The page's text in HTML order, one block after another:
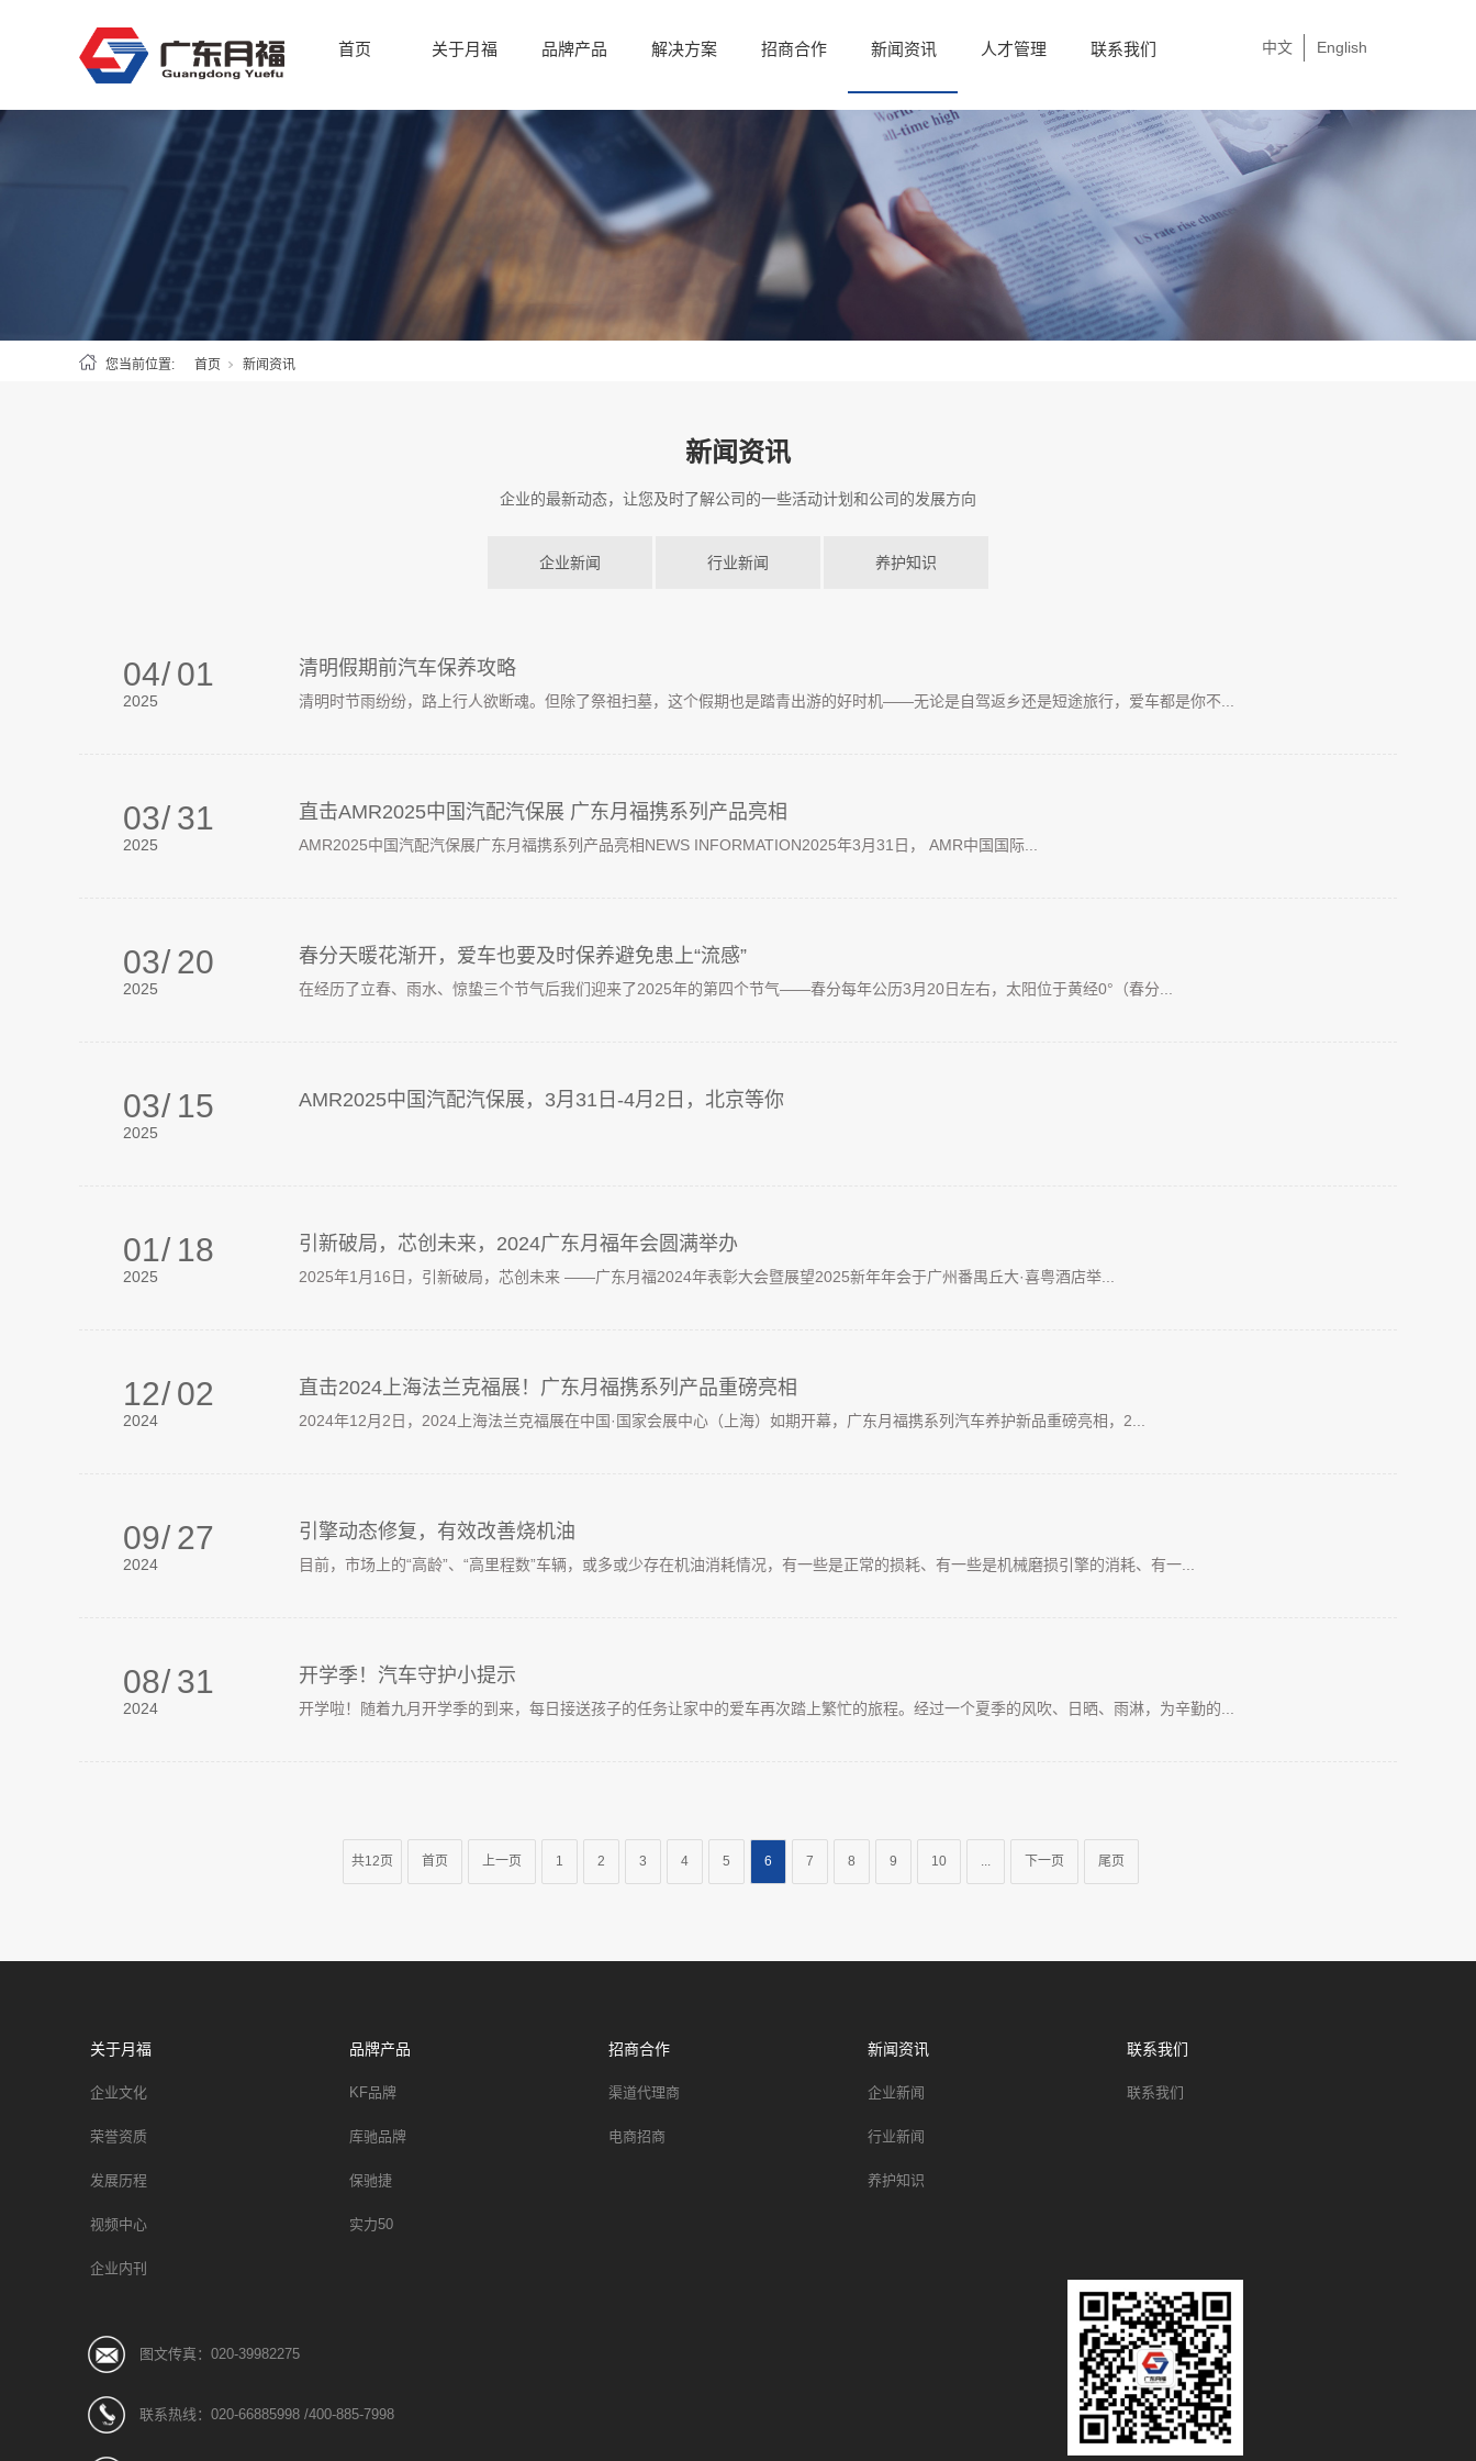
首页 关于月福 品牌产品 解决方案 招商合作 新闻资讯 人才管理 联系我们 English
中文
您当前位置: 首页 新闻资讯
新闻资讯
企业的最新动态，让您及时了解公司的一些活动计划和公司的发展方向
企业新闻 行业新闻 养护知识
04/ 01
2025
清明假期前汽车保养攻略
清明时节雨纷纷，路上行人欲断魂。但除了祭祖扫墓，这个假期也是踏青出游的好时机——无论是自驾返乡还是短途旅行，爱车都是你不...
03/ 31
2025
直击AMR2025中国汽配汽保展 广东月福携系列产品亮相
AMR2025中国汽配汽保展广东月福携系列产品亮相NEWS INFORMATION2025年3月31日， AMR中国国际...
03/ 20
2025
春分天暖花渐开，爱车也要及时保养避免患上“流感”
在经历了立春、雨水、惊蛰三个节气后我们迎来了2025年的第四个节气——春分每年公历3月20日左右，太阳位于黄经0°（春分...
03/ 15
2025
AMR2025中国汽配汽保展，3月31日-4月2日，北京等你
01/ 18
2025
引新破局，芯创未来，2024广东月福年会圆满举办
2025年1月16日，引新破局，芯创未来 ——广东月福2024年表彰大会暨展望2025新年年会于广州番禺丘大·喜粤酒店举...
12/ 02
2024
直击2024上海法兰克福展！广东月福携系列产品重磅亮相
2024年12月2日，2024上海法兰克福展在中国·国家会展中心（上海）如期开幕，广东月福携系列汽车养护新品重磅亮相，2...
09/ 27
2024
引擎动态修复，有效改善烧机油
目前，市场上的“高龄”、“高里程数”车辆，或多或少存在机油消耗情况，有一些是正常的损耗、有一些是机械磨损引擎的消耗、有一...
08/ 31
2024
开学季！汽车守护小提示
开学啦！随着九月开学季的到来，每日接送孩子的任务让家中的爱车再次踏上繁忙的旅程。经过一个夏季的风吹、日晒、雨淋，为辛勤的...
共12页 首页 上一页 1 2 3 4 5 6 7 8 9 10 ... 下一页 尾页
关于月福
企业文化
荣誉资质
发展历程
视频中心
企业内刊
品牌产品
KF品牌
库驰品牌
保驰捷
实力50
招商合作
渠道代理商
电商招商
新闻资讯
企业新闻
行业新闻
养护知识
联系我们
联系我们
图文传真：020-39982275
联系热线：020-66885998 /400-885-7998